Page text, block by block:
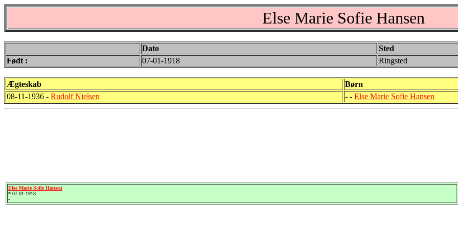
Else Marie Sofie Hansen
Dato Sted
Født :
07-01-1918 Ringsted
Ægteskab
Børn
08-11-1936 - Rudolf Nielsen - - Else Marie Sofie Hansen
Else Marie Sofie Hansen
* 07-01-1918
-